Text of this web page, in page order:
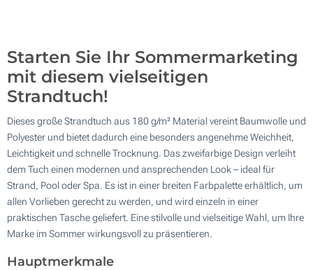
Starten Sie Ihr Sommermarketing
mit diesem vielseitigen
Strandtuch!
Dieses große Strandtuch aus 180 g/m² Material vereint Baumwolle und
Polyester und bietet dadurch eine besonders angenehme Weichheit,
Leichtigkeit und schnelle Trocknung. Das zweifarbige Design verleiht
dem Tuch einen modernen und ansprechenden Look – ideal für
Strand, Pool oder Spa. Es ist in einer breiten Farbpalette erhältlich, um
allen Vorlieben gerecht zu werden, und wird einzeln in einer
praktischen Tasche geliefert. Eine stilvolle und vielseitige Wahl, um Ihre
Marke im Sommer wirkungsvoll zu präsentieren.
Hauptmerkmale